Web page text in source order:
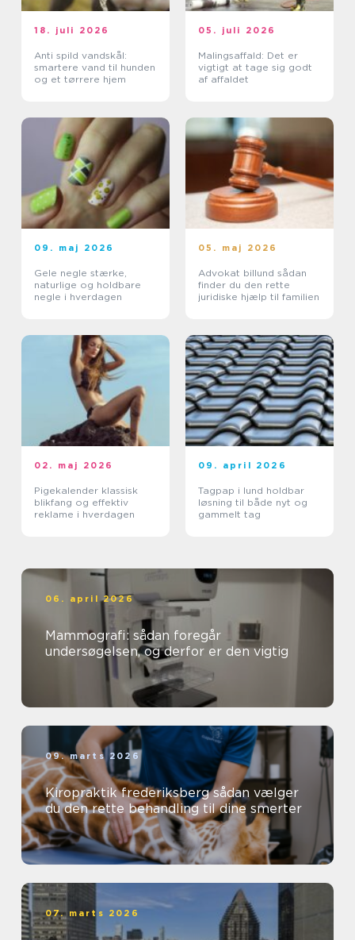
18. juli 2026
Anti spild vandskål:
smartere vand til hunden
og et tørrere hjem
05. juli 2026
Malingsaffald: Det er
vigtigt at tage sig godt
af affaldet
09. maj 2026
Gele negle stærke,
naturlige og holdbare
negle i hverdagen
05. maj 2026
Advokat billund sådan
finder du den rette
juridiske hjælp til familien
02. maj 2026
Pigekalender klassisk
blikfang og effektiv
reklame i hverdagen
09. april 2026
Tagpap i lund holdbar
løsning til både nyt og
gammelt tag
06. april 2026
Mammografi: sådan foregår
undersøgelsen, og derfor er den vigtig
09. marts 2026
Kiropraktik frederiksberg sådan vælger
du den rette behandling til dine smerter
07. marts 2026